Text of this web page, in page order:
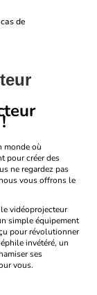
de
monde où
pour créer des
ne regardez pas
vous offrons le
vidéoprojecteur
simple équipement
pour révolutionner
invétéré, un
ses
vous.